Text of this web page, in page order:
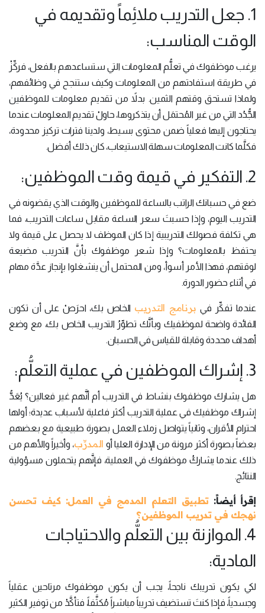
1. جعل التدريب ملائِماً وتقديمه في
الوقت المناسب:
يرغب موظفوك في تعلُّم المعلومات التي ستساعدهم بالفعل، فركِّزْ
في طريقة استفادتهم من المعلومات وكيف ستنجح في وظائفهم،
ولماذا تستحق وقتهم الثمين. بدلاً من تقديم معلومات للموظفين
الجُّدُد التي من غير المُحتمَل أن يتذكروها، حاولْ تقديم المعلومات عندما
يحتاجون إليها فعلياً ضمن محتوى بسيط، ولدينا فترات تركيز محدودة،
فكلَّما كانت المعلومات سهلة الاستيعاب، كان ذلك أفضل.
2. التفكير في قيمة وقت الموظفين:
ضع في حسبانك الراتب بالساعة للموظفين والوقت الذي يقضونه في
التدريب اليوم، وإذا حسبتَ سعر الساعة مقابل ساعات التدريب، فما
هي تكلفة فصولك التدريبية إذا كان الموظف لا يحصل على قيمة ولا
يحتفظ بالمعلومات؟ وإذا شعر موظفوك بأنَّ التدريب مضيعة
لوقتهم، فهذا الأمر أسوأ، ومن المحتمل أن ينشغلوا بإنجاز عدَّة مهام
في أثناء حضور الدورة.
عندما تفكِّر في برنامج التدريب الخاص بك، احرَصْ على أن تكون
الفائدة واضحة لموظفيك وبأنَّك تطوِّرُ التدريب الخاص بك، مع وضع
أهداف محددة وقابلة للقياس في الحسبان.
3. إشراك الموظفين في عملية التعلُّم:
هل يشارك موظفوك بنشاط في التدريب أم أنَّهم غير فعالين؟ يُعَدُّ
إشراك موظفيك في عملية التدريب أكثر فاعلية لأسباب عديدة؛ أولها
احترام الأقران، وثانياً يتواصل زملاء العمل بصورة طبيعية مع بعضهم
بعضاً بصورة أكثر مرونة من الإدارة العليا أو المدرِّب، وأخيراً والأهم من
ذلك عندما يشاركُ موظفوك في العملية، فإنَّهم يتحملون مسؤولية
النتائج.
إقرأ أيضاً: تطبيق التعلم المدمج في العمل: كيف تحسن
نهجك في تدريب الموظفين؟
4. الموازنة بين التعلُّم والاحتياجات
المادية:
لكي يكون تدريبك ناجحاً، يجب أن يكون موظفوك مرتاحين عقلياً
وجسدياً، فإذا كنتَ تستضيف تدريباً مباشراً مُكثَّفاً، فتأكَّدْ من توفير الكثير